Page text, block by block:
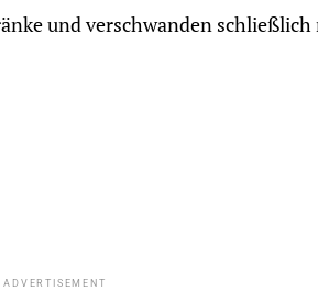
und verschwanden
ADVERTISEMENT